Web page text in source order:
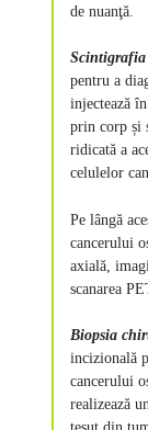
de nuanţă.
Scintigrafia
pentru a
injectează
prin corp și
ridicată a
celulelor
Pe lângă
cancerului
axială,
scanarea
Biopsia
incizională
cancerului
realizează